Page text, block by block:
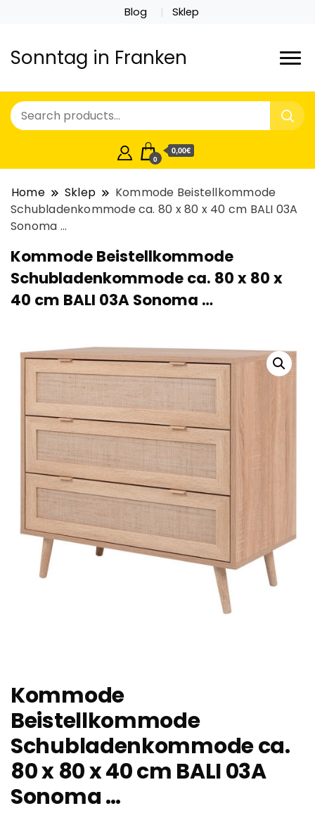
Blog Sklep
Sonntag in Franken
0
0,00€
Home Sklep
Kommode Beistellkommode
Schubladenkommode ca. 80 x 80 x 40 cm BALI 03A
Sonoma …
Kommode Beistellkommode
Schubladenkommode ca. 80 x 80 x
40 cm BALI 03A Sonoma …
Kommode
Beistellkommode
Schubladenkommode ca.
80 x 80 x 40 cm BALI 03A
Sonoma …